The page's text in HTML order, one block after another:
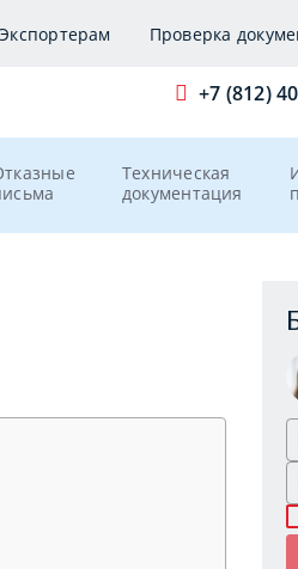
Экспортерам Проверка
+7 (812)
Техническая
документация